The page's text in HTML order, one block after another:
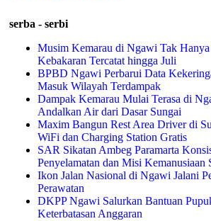
serba - serbi
Musim Kemarau di Ngawi Tak
Kebakaran Tercatat hingga Juli
BPBD Ngawi Perbarui Data
Masuk Wilayah Terdampak
Dampak Kemarau Mulai Terasa di
Andalkan Air dari Dasar Sungai
Maxim Bangun Rest Area Driver di
WiFi dan Charging Station Gratis
SAR Sikatan Ambeg Paramarta
Penyelamatan dan Misi Kemanusiaan
Ikon Jalan Nasional di Ngawi Jalani
Perawatan
DKPP Ngawi Salurkan Bantuan
Keterbatasan Anggaran